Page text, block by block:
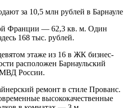
за 10,5 млн рублей в Барнауле
Франции — 62,3 кв. м. Один
168 тыс. рублей.
этаже из 16 в ЖК бизнес-
расположен Барнаульский
России.
ремонт в стиле Прованс.
высококачественные